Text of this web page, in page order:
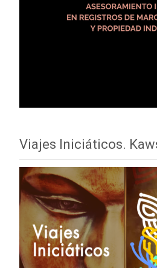
Viajes Iniciáticos.